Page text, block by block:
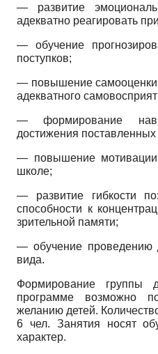
— развитие
адекватно реагировать
— обучение
поступков;
— повышение
адекватного
— формирование
достижения поставленных
— повышение
школе;
— развитие гибкости
способности к
зрительной памяти;
— обучение проведению
вида.
Формирование группы
программе возможно
желанию детей.
6 чел. Занятия носят
характер.